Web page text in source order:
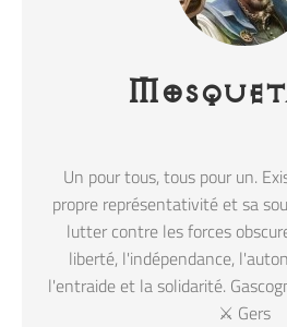
Un pour tous, tous pour un.
propre représentativité et sa
lutter contre les forces
liberté, l'indépendance,
l'entraide et la solidarité.
⚔️ Gers